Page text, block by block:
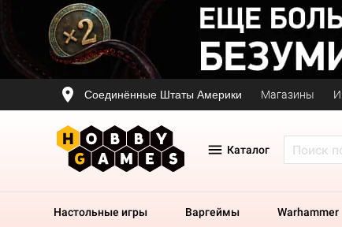
Соединённые Штаты Америки Магазины
Каталог
Настольные игры Варгеймы Warhammer